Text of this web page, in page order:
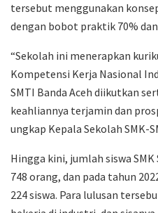
tersebut menggunakan
dengan bobot praktik 70%
“Sekolah ini menerapkan
Kompetensi Kerja Nasional
SMTI Banda Aceh diikutkan
keahliannya terjamin dan
ungkap Kepala Sekolah SMK-
Hingga kini, jumlah siswa SMK
748 orang, dan pada tahun
224 siswa. Para lulusan